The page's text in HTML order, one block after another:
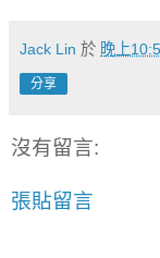
Jack Lin 於 晚上
分享
沒有留言:
張貼留言